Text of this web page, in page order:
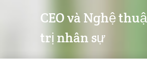
CEO và Nghệ
trị nhân sự